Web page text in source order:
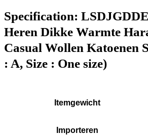
Specification:
Heren Dikke Warmte
Casual Wollen Katoenen
: A, Size : One size)
Itemgewicht
Importeren